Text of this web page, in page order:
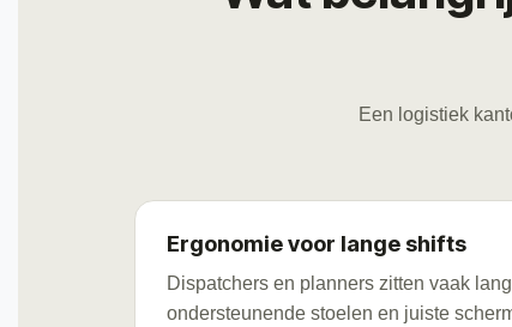
Een logistiek
Ergonomie voor lange shifts
Dispatchers en planners zitten vaak
ondersteunende stoelen en juiste